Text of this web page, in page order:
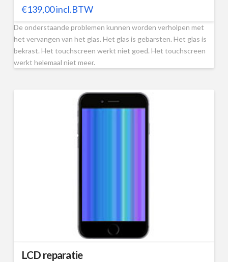
€139,00incl.BTW
De onderstaande problemen kunnen worden verholpen met
het vervangen van het glas. Het glas is gebarsten. Het glas is
bekrast. Het touchscreen werkt niet goed. Het touchscreen
werkt helemaal niet meer.
LCD reparatie